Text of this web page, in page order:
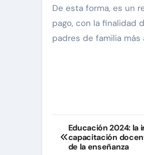
De esta forma, es un
pago, con la finalidad
padres de familia
Navegación
de
Educación 2024: la
capacitación
de la enseñanza